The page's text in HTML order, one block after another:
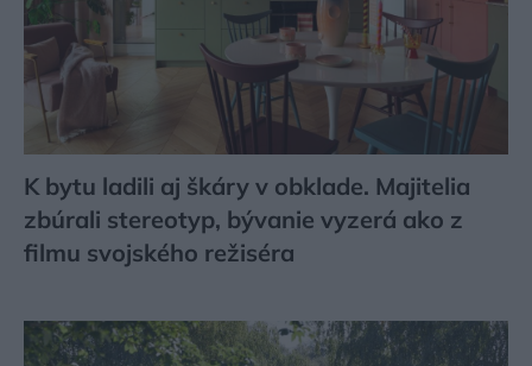
K bytu ladili aj škáry v obklade. Majitelia
zbúrali stereotyp, bývanie vyzerá ako z
filmu svojského režiséra